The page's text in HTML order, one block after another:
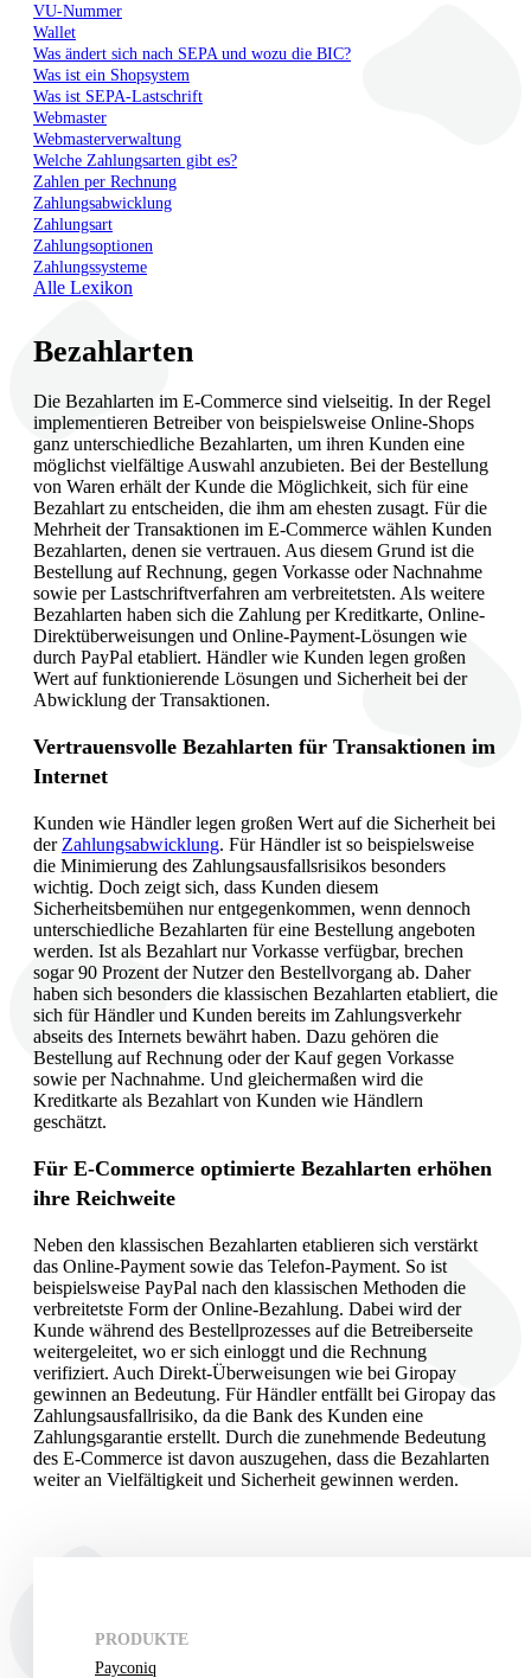
VU-Nummer
Wallet
Was ändert sich nach SEPA und wozu die BIC?
Was ist ein Shopsystem
Was ist SEPA-Lastschrift
Webmaster
Webmasterverwaltung
Welche Zahlungsarten gibt es?
Zahlen per Rechnung
Zahlungsabwicklung
Zahlungsart
Zahlungsoptionen
Zahlungssysteme
Alle Lexikon
Bezahlarten
Die Bezahlarten im E-Commerce sind vielseitig. In der Regel
implementieren Betreiber von beispielsweise Online-Shops
ganz unterschiedliche Bezahlarten, um ihren Kunden eine
möglichst vielfältige Auswahl anzubieten. Bei der Bestellung
von Waren erhält der Kunde die Möglichkeit, sich für eine
Bezahlart zu entscheiden, die ihm am ehesten zusagt. Für die
Mehrheit der Transaktionen im E-Commerce wählen Kunden
Bezahlarten, denen sie vertrauen. Aus diesem Grund ist die
Bestellung auf Rechnung, gegen Vorkasse oder Nachnahme
sowie per Lastschriftverfahren am verbreitetsten. Als weitere
Bezahlarten haben sich die Zahlung per Kreditkarte, Online-
Direktüberweisungen und Online-Payment-Lösungen wie
durch PayPal etabliert. Händler wie Kunden legen großen
Wert auf funktionierende Lösungen und Sicherheit bei der
Abwicklung der Transaktionen.
Vertrauensvolle Bezahlarten für Transaktionen im
Internet
Kunden wie Händler legen großen Wert auf die Sicherheit bei
der Zahlungsabwicklung. Für Händler ist so beispielsweise
die Minimierung des Zahlungsausfallsrisikos besonders
wichtig. Doch zeigt sich, dass Kunden diesem
Sicherheitsbemühen nur entgegenkommen, wenn dennoch
unterschiedliche Bezahlarten für eine Bestellung angeboten
werden. Ist als Bezahlart nur Vorkasse verfügbar, brechen
sogar 90 Prozent der Nutzer den Bestellvorgang ab. Daher
haben sich besonders die klassischen Bezahlarten etabliert, die
sich für Händler und Kunden bereits im Zahlungsverkehr
abseits des Internets bewährt haben. Dazu gehören die
Bestellung auf Rechnung oder der Kauf gegen Vorkasse
sowie per Nachnahme. Und gleichermaßen wird die
Kreditkarte als Bezahlart von Kunden wie Händlern
geschätzt.
Für E-Commerce optimierte Bezahlarten erhöhen
ihre Reichweite
Neben den klassischen Bezahlarten etablieren sich verstärkt
das Online-Payment sowie das Telefon-Payment. So ist
beispielsweise PayPal nach den klassischen Methoden die
verbreitetste Form der Online-Bezahlung. Dabei wird der
Kunde während des Bestellprozesses auf die Betreiberseite
weitergeleitet, wo er sich einloggt und die Rechnung
verifiziert. Auch Direkt-Überweisungen wie bei Giropay
gewinnen an Bedeutung. Für Händler entfällt bei Giropay das
Zahlungsausfallrisiko, da die Bank des Kunden eine
Zahlungsgarantie erstellt. Durch die zunehmende Bedeutung
des E-Commerce ist davon auszugehen, dass die Bezahlarten
weiter an Vielfältigkeit und Sicherheit gewinnen werden.
PRODUKTE
Payconiq